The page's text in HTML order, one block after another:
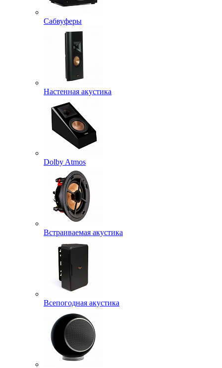
Сабвуферы
Настенная акустика
Dolby Atmos
Встраиваемая акустика
Всепогодная акустика